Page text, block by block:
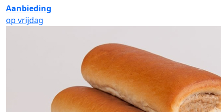
Aanbieding
op vrijdag